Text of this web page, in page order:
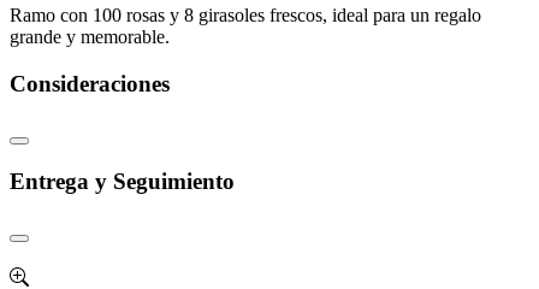
Ramo con 100 rosas y 8 girasoles frescos, ideal para un regalo
grande y memorable.
Consideraciones
Entrega y Seguimiento